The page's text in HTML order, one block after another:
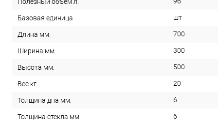
Базовая единица шт
Длина мм. 700
Ширина мм. 300
Высота мм. 500
Вес кг. 20
Толщина дна мм. 6
Толщина стекла мм. 6